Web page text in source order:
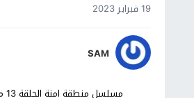
19 فبراير 2023
SAM